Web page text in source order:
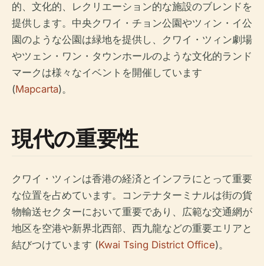
的、文化的、レクリエーション的な施設のブレンドを
提供します。中央クワイ・チョン公園やツィン・イ公
園のような公園は緑地を提供し、クワイ・ツィン劇場
やツェン・ワン・タウンホールのような文化的ランド
マークは様々なイベントを開催しています
(Mapcarta)。
現代の重要性
クワイ・ツィンは香港の経済とインフラにとって重要
な位置を占めています。コンテナターミナルは街の貨
物輸送セクターにおいて重要であり、広範な交通網が
地区を空港や新界北西部、西九龍などの重要エリアと
結びつけています (Kwai Tsing District Office)。